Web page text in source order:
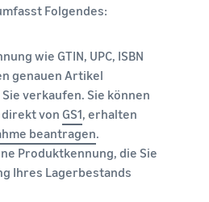
Folgendes:
wie GTIN, UPC, ISBN
genauen Artikel
verkaufen. Sie können
direkt von GS1, erhalten
beantragen.
Produktkennung, die Sie
Ihres Lagerbestands